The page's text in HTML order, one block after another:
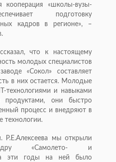
кооперация «школы-вузы-
подготовку
кадров в регионе», –
что к настоящему
молодых специалистов
«Сокол» составляет
в них остается. Молодые
технологиями и навыками
они быстро
процесс и внедряют в
технологии.
мы открыли
«Самолето- и
за эти годы на ней было